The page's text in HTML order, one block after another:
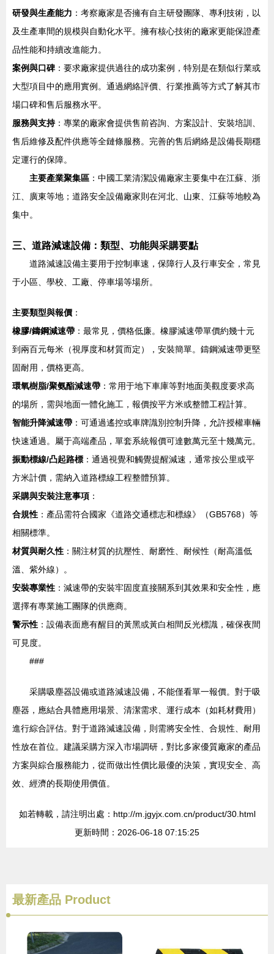
研發與生產能力 ：考察廠家是否擁有自主研發團隊、專利技術，以
及生產車間的規模與自動化水平。擁有核心技術的廠家更能保證產
品性能和持續改進能力。
案例與口碑 ：要求廠家提供過往的成功案例，特別是在類似行業或
大型項目中的應用實例。通過網絡評價、行業推薦等方式了解其市
場口碑和售后服務水平。
服務與支持：專業的廠家會提供售前咨詢、方案設計、安裝培訓、
售后維修及配件供應等全鏈條服務。完善的售后網絡是設備長期穩
定運行的保障。
主要產業聚集區 ：中國工業清潔設備廠家主要集中在江蘇、浙
江、廣東等地；道路安全設備廠家則在河北、山東、江蘇等地較為
集中。
三、道路減速設備：類型、功能與采購要點
道路減速設備主要用于控制車速，保障行人及行車安全，常見
于小區、學校、工廠、停車場等場所。
主要類型與報價 ：
橡膠/鑄鋼減速帶 ：最常見，價格低廉。橡膠減速帶單價約幾十元
到兩百元每米（視厚度和材質而定），安裝簡單。鑄鋼減速帶更堅
固耐用，價格更高。
環氧樹脂/聚氨酯減速帶 ：常用于地下車庫等對地面美觀度要求高
的場所，需與地面一體化施工，報價按平方米或整體工程計算。
智能升降減速帶 ：可通過遙控或車牌識別控制升降，允許授權車輛
快速通過。屬于高端產品，單套系統報價可達數萬元至十幾萬元。
振動標線/凸起路標 ：通過視覺和觸覺提醒減速，通常按公里或平
方米計價，需納入道路標線工程整體預算。
采購與安裝注意事項 ：
合規性 ：產品需符合國家《道路交通標志和標線》（GB5768）等
相關標準。
材質與耐久性 ：關注材質的抗壓性、耐磨性、耐候性（耐高溫低
溫、紫外線）。
安裝專業性 ：減速帶的安裝牢固度直接關系到其效果和安全性，應
選擇有專業施工團隊的供應商。
警示性 ：設備表面應有醒目的黃黑或黃白相間反光標識，確保夜間
可見度。
###
采購吸塵器設備或道路減速設備，不能僅看單一報價。對于吸
塵器，應結合具體應用場景、清潔需求、運行成本（如耗材費用）
進行綜合評估。對于道路減速設備，則需將安全性、合規性、耐用
性放在首位。建議采購方深入市場調研，對比多家優質廠家的產品
方案與綜合服務能力，從而做出性價比最優的決策，實現安全、高
效、經濟的長期使用價值。
如若轉載，請注明出處：http://m.jgyjx.com.cn/product/30.html
更新時間：2026-06-18 07:15:25
最新產品 Product